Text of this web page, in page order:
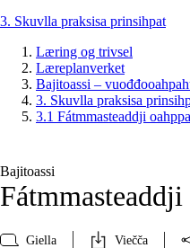
3. Skuvlla praksisa prinsihpat
Læring og trivsel
Læreplanverket
Bajitoassi –
3. Skuvlla praksisa
3.1 Fátmmasteaddji
Bajitoassi
Giella Viečča